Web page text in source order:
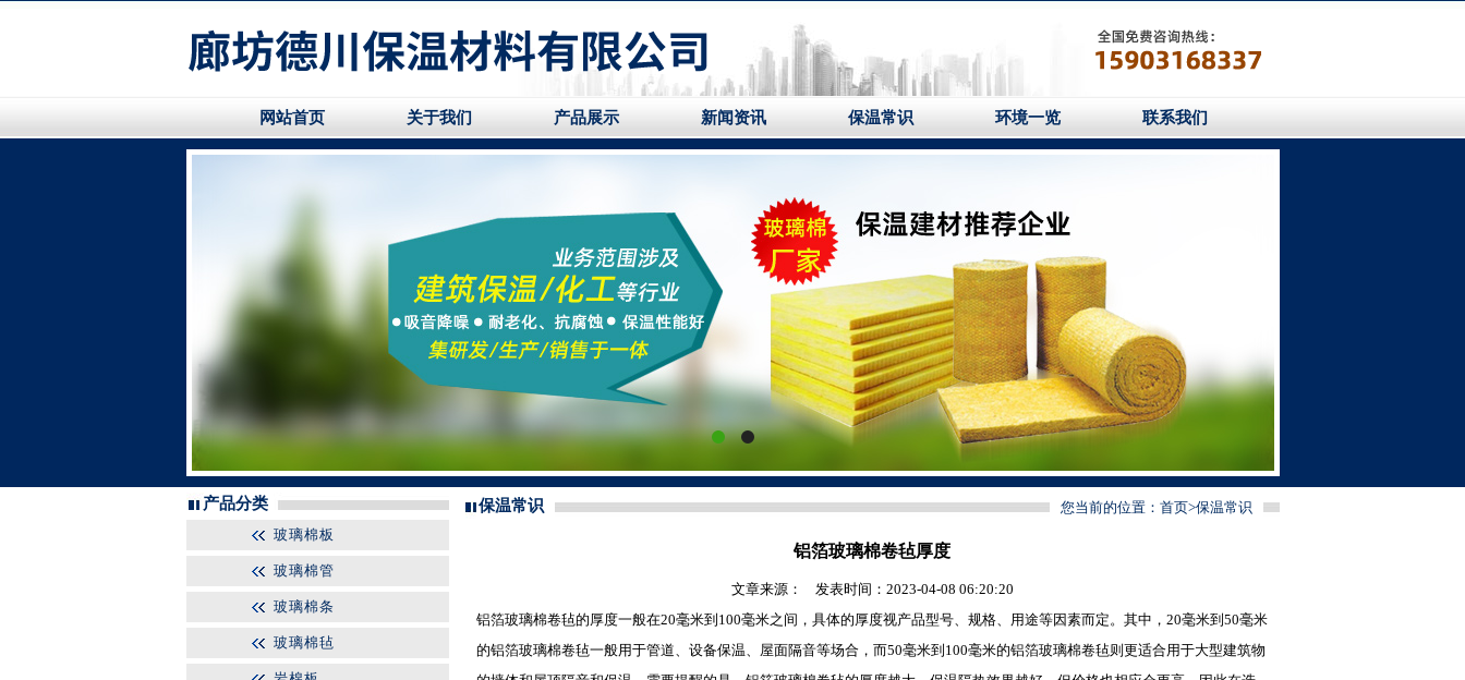
网站首页 关于我们 产品展示 新闻资讯 保温常识 环境一览 联系我们
产品分类
玻璃棉板
玻璃棉管
玻璃棉条
玻璃棉毡
保温常识 您当前的位置： 首页>保温常识
铝箔玻璃棉卷毡厚度
文章来源： 发表时间：2023-04-08 06:20:20
铝箔玻璃棉卷毡的厚度一般在20毫米到100毫米之间，具体的厚度视产品型号、规格、用途等因素而定。其中，20毫米到50毫米
的铝箔玻璃棉卷毡一般用于管道、设备保温、屋面隔音等场合，而50毫米到100毫米的铝箔玻璃棉卷毡则更适合用于大型建筑物